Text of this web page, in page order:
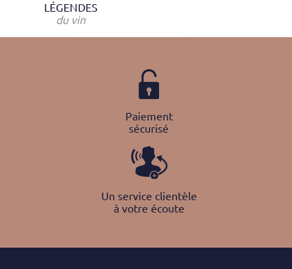
LÉGENDES
du vin
Paiement
sécurisé
Un service clientèle
à votre écoute